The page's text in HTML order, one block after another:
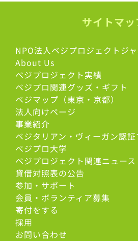
サイトマッ
NPO法人ベジプロジェクトジ
About Us
ベジプロジェクト実績
ベジプロ関連グッズ・ギフト
ベジマップ（東京・京都）
法人向けページ
事業紹介
ベジタリアン・ヴィーガン認証
べジプロ大学
ベジプロジェクト関連ニュース
貸借対照表の公告
参加・サポート
会員・ボランティア募集
寄付をする
採用
お問い合わせ